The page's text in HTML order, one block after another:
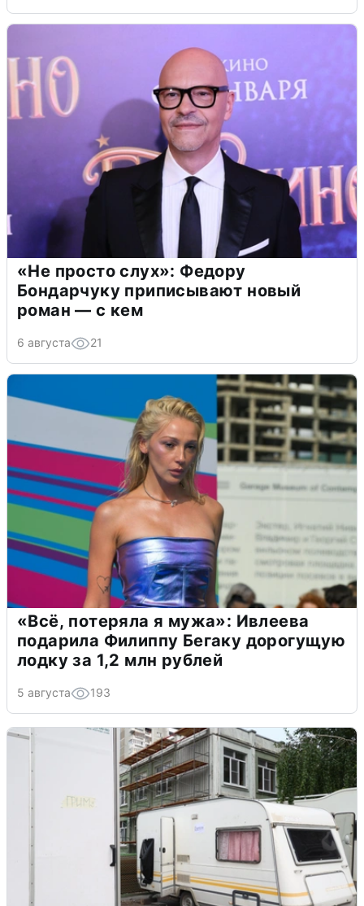
«Не просто слух»: Федору
Бондарчуку приписывают новый
роман — с кем
6 августа 21
«Всё, потеряла я мужа»: Ивлеева
подарила Филиппу Бегаку дорогущую
лодку за 1,2 млн рублей
5 августа 193